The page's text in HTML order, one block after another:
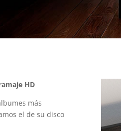
HD
más
el de su disco